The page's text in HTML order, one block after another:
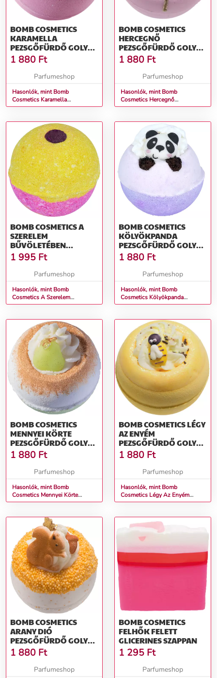
BOMB COSMETICS
KARAMELLA
PEZSGŐFÜRDŐ GOLYÓ
160 G
1 880 Ft
Parfumeshop
Hasonlók, mint Bomb
Cosmetics Karamella
Pezsgőfürdő Golyó 160 g
BOMB COSMETICS
HERCEGNŐ
PEZSGŐFÜRDŐ GOLYÓ
160 G
1 880 Ft
Parfumeshop
Hasonlók, mint Bomb
Cosmetics Hercegnő
Pezsgőfürdő Golyó 160 g
BOMB COSMETICS A
SZERELEM
BŰVÖLETÉBEN
AKVARELL
FÜRDŐGOLYÓK 250 G
1 995 Ft
Parfumeshop
Hasonlók, mint Bomb
Cosmetics A Szerelem
Bűvöletében Akvarell
BOMB COSMETICS
KÖLYÖKPANDA
PEZSGŐFÜRDŐ GOLYÓ
160 G
1 880 Ft
Parfumeshop
Hasonlók, mint Bomb
Cosmetics Kölyökpanda
Pezsgőfürdő Golyó 160 g
BOMB COSMETICS
MENNYEI KÖRTE
PEZSGŐFÜRDŐ GOLYÓ
160 G
1 880 Ft
Parfumeshop
Hasonlók, mint Bomb
Cosmetics Mennyei Körte
Pezsgőfürdő Golyó 160 g
BOMB COSMETICS LÉGY
AZ ENYÉM
PEZSGŐFÜRDŐ GOLYÓ
160 G
1 880 Ft
Parfumeshop
Hasonlók, mint Bomb
Cosmetics Légy Az Enyém
Pezsgőfürdő Golyó 160 g
BOMB COSMETICS
ARANY DIÓ
PEZSGŐFÜRDŐ GOLYÓ
160 G
1 880 Ft
Parfumeshop
BOMB COSMETICS
FELHŐK FELETT
GLICERINES SZAPPAN
1 295 Ft
Parfumeshop